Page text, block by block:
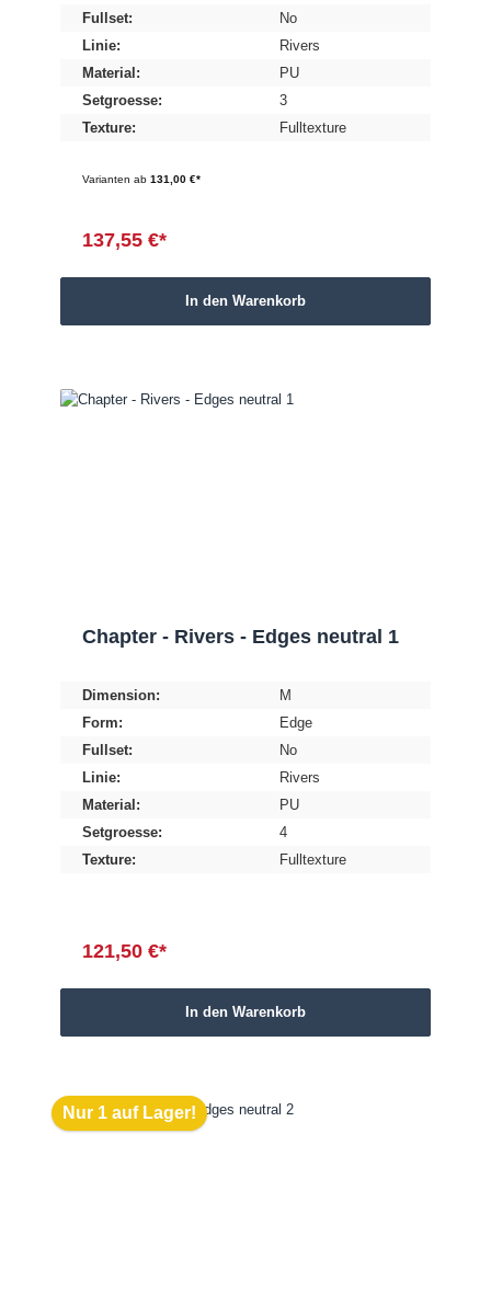
Fullset:
No
Linie:
Rivers
Material:
PU
Setgroesse:
3
Texture:
Fulltexture
Varianten ab131,00 €*
137,55 €*
In den Warenkorb
Chapter - Rivers - Edges neutral 1
Dimension:
M
Form:
Edge
Fullset:
No
Linie:
Rivers
Material:
PU
Setgroesse:
4
Texture:
Fulltexture
121,50 €*
In den Warenkorb
Nur 1 auf Lager!